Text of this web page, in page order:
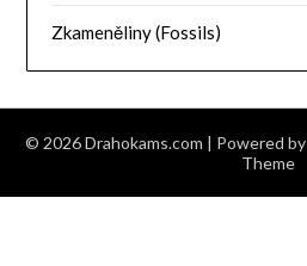
Zkameněliny (Fossils)
© 2026 Drahokams.com | Powered by
Theme